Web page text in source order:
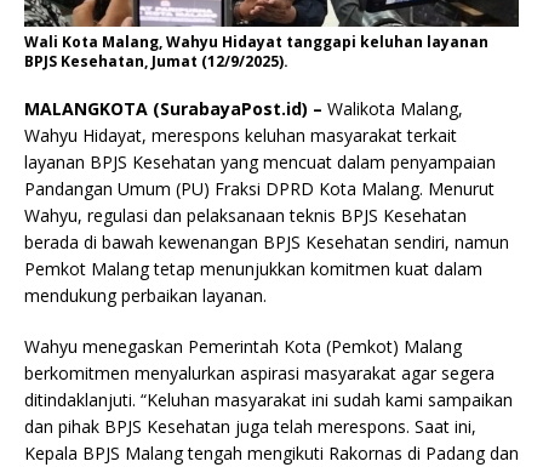
Wali Kota Malang, Wahyu Hidayat tanggapi keluhan layanan
BPJS Kesehatan, Jumat (12/9/2025).
MALANGKOTA (SurabayaPost.id) – Walikota Malang,
Wahyu Hidayat, merespons keluhan masyarakat terkait
layanan BPJS Kesehatan yang mencuat dalam penyampaian
Pandangan Umum (PU) Fraksi DPRD Kota Malang. Menurut
Wahyu, regulasi dan pelaksanaan teknis BPJS Kesehatan
berada di bawah kewenangan BPJS Kesehatan sendiri, namun
Pemkot Malang tetap menunjukkan komitmen kuat dalam
mendukung perbaikan layanan.
Wahyu menegaskan Pemerintah Kota (Pemkot) Malang
berkomitmen menyalurkan aspirasi masyarakat agar segera
ditindaklanjuti. “Keluhan masyarakat ini sudah kami sampaikan
dan pihak BPJS Kesehatan juga telah merespons. Saat ini,
Kepala BPJS Malang tengah mengikuti Rakornas di Padang dan